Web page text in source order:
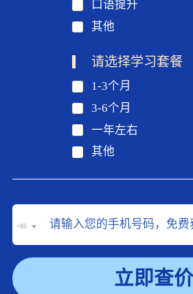
口语提升
其他
请选择学习套餐
1-3个月
3-6个月
一年左右
其他
+86
立即查价